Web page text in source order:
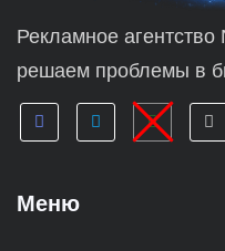
Рекламное
решаем проблемы в
Меню